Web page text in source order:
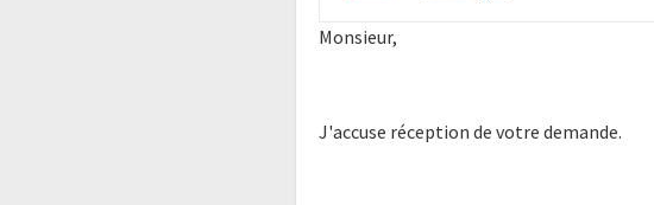
Monsieur,
J'accuse réception de votre demande.